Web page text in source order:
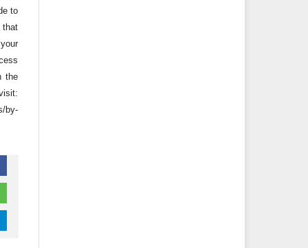
to
the
by-